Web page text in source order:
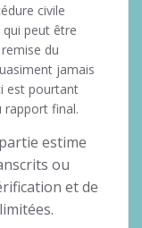
civile
qui peut être
du
jamais
est pourtant
rapport final.
estime
ou
et de